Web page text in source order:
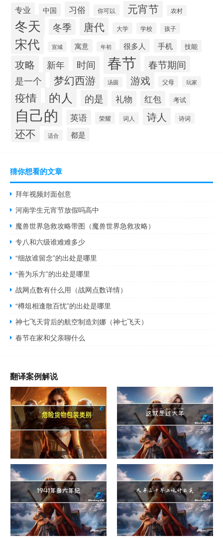
专业
中国 习俗 你可以 元宵节 农村
冬天 冬季 唐代 大学 学校 孩子
宋代 宣城 寓意 年初 很多人 手机 技能
攻略 新年 时间 春节 春节期间
是一个 梦幻西游 汤圆 游戏 父母 玩家
疫情 的人 的是 礼物 红包 考试
自己的 英语 荣耀 词人 诗人 诗词
还不 适合 都是
猜你想看的文章
拜年视频封面创意
河南学生元宵节放假吗高中
魔兽世界急救攻略带图（魔兽世界急救攻略）
专八和六级谁难难多少
“细故谁留念”的出处是哪里
“善为乐方”的出处是哪里
战网点数有什么用（战网点数详情）
“樽俎相逢散百忧”的出处是哪里
神七飞天背后的航空制造刘娜（神七飞天）
春节在家和父亲聊什么
翻译案例解说
危险货物包装类别 这就是过大年